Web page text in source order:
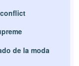
de la moda